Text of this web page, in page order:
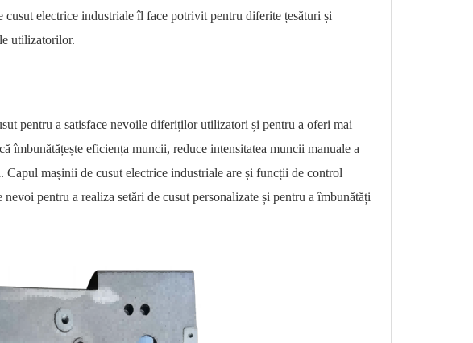
electrice industriale îl face potrivit pentru diferite țesături și
utilizatorilor.
pentru a satisface nevoile diferiților utilizatori și pentru a oferi mai
îmbunătățește eficiența muncii, reduce intensitatea muncii manuale a
mașinii de cusut electrice industriale are și funcții de control
pentru a realiza setări de cusut personalizate și pentru a îmbunătăți